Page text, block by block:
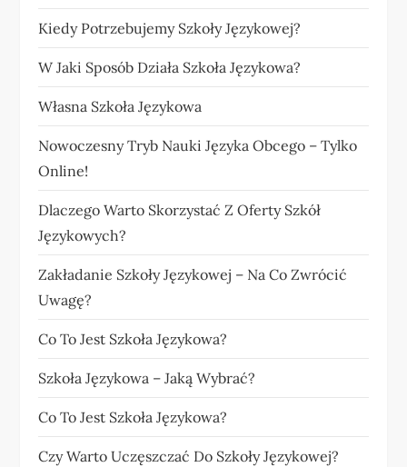
Kiedy Potrzebujemy Szkoły Językowej?
W Jaki Sposób Działa Szkoła Językowa?
Własna Szkoła Językowa
Nowoczesny Tryb Nauki Języka Obcego – Tylko
Online!
Dlaczego Warto Skorzystać Z Oferty Szkół
Językowych?
Zakładanie Szkoły Językowej – Na Co Zwrócić
Uwagę?
Co To Jest Szkoła Językowa?
Szkoła Językowa – Jaką Wybrać?
Co To Jest Szkoła Językowa?
Czy Warto Uczęszczać Do Szkoły Językowej?